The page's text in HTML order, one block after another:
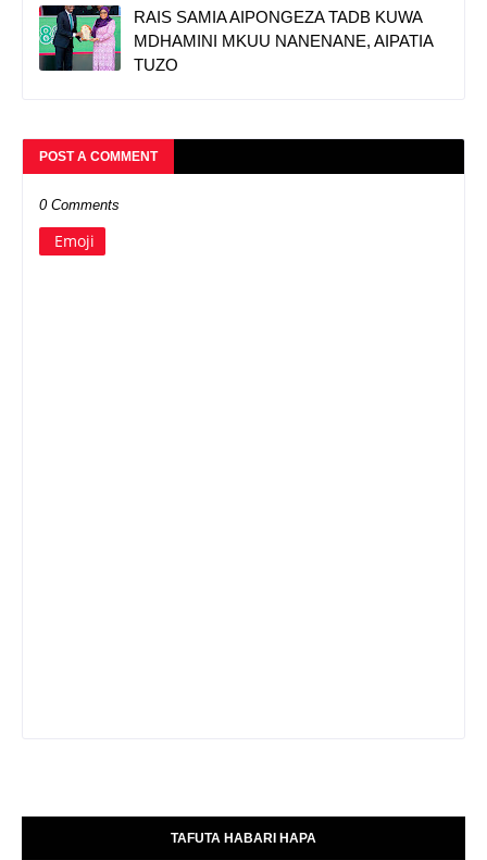
RAIS SAMIA AIPONGEZA TADB KUWA
MDHAMINI MKUU NANENANE, AIPATIA
TUZO
POST A COMMENT
0 Comments
Emoji
TAFUTA HABARI HAPA